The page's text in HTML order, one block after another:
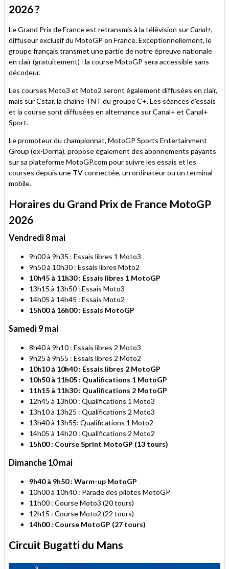
2026 ?
Le Grand Prix de France est retransmis à la télévision surCanal+,
diffuseur exclusif du MotoGP en France. Exceptionnellement, le
groupe français transmet une partie de notre épreuve nationale
en clair (gratuitement) : la course MotoGP sera accessible sans
décodeur.
Les courses Moto3 et Moto2 seront également diffusées en clair,
mais sur Cstar, la chaîne TNT du groupe C+. Les séances d'essais
et la course sont diffusées en alternance sur Canal+ et Canal+
Sport.
Le promoteur du championnat, MotoGP Sports Entertainment
Group (ex-Dorna), propose également des abonnements payants
sur sa plateforme MotoGP.com pour suivre les essais et les
courses depuis une TV connectée, un ordinateur ou un terminal
mobile.
Horaires du Grand Prix de France MotoGP
2026
Vendredi 8 mai
9h00 à 9h35 : Essais libres 1 Moto3
9h50 à 10h30 : Essais libres Moto2
10h45 à 11h30 : Essais libres 1 MotoGP
13h15 à 13h50 : Essais Moto3
14h05 à 14h45 : Essais Moto2
15h00 à 16h00 : Essais MotoGP
Samedi 9 mai
8h40 à 9h10 : Essais libres 2 Moto3
9h25 à 9h55 : Essais libres 2 Moto2
10h10 à 10h40 : Essais libres 2 MotoGP
10h50 à 11h05 : Qualifications 1 MotoGP
11h15 à 11h30 : Qualifications 2 MotoGP
12h45 à 13h00 : Qualifications 1 Moto3
13h10 à 13h25 : Qualifications 2 Moto3
13h40 à 13h55: Qualifications 1 Moto2
14h05 à 14h20 : Qualifications 2 Moto2
15h00 : Course Sprint MotoGP (13 tours)
Dimanche 10 mai
9h40 à 9h50 : Warm-up MotoGP
10h00 à 10h40 : Parade des pilotes MotoGP
11h00 : Course Moto3 (20 tours)
12h15 : Course Moto2 (22 tours)
14h00 : Course MotoGP (27 tours)
Circuit Bugatti du Mans